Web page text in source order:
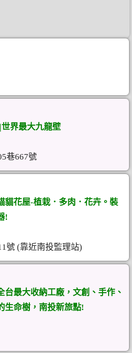
界最大九龍壁
巷667號
貓花屋-植栽．多肉．花卉。裝
!
號 (靠近南投監理站)
台最大收納工廠，文創、手作、
生命樹，南投新旅點!